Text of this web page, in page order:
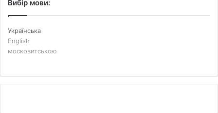
Вибір мови:
Українська
English
московитською